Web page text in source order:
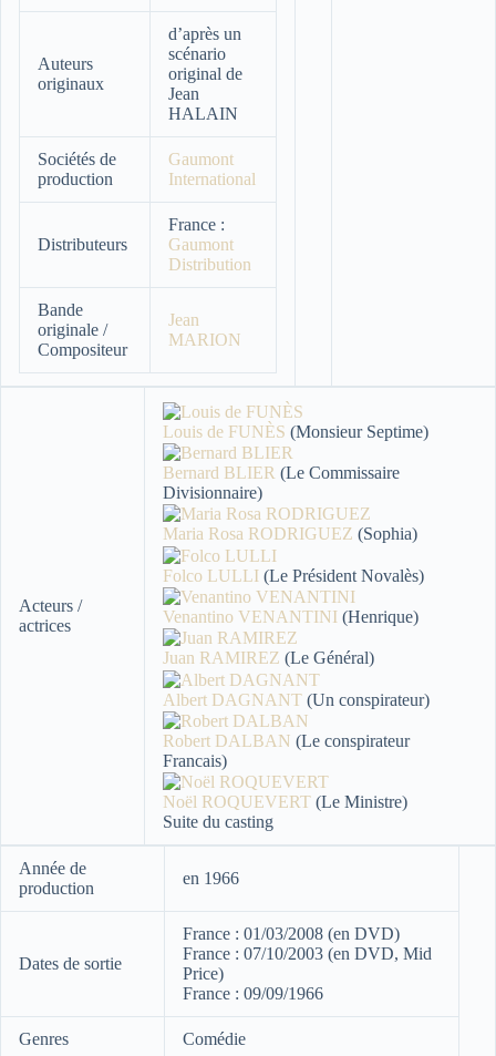
Auteurs
originaux
d’après un
scénario
original de
Jean
HALAIN
Sociétés de
production
Gaumont
International
Distributeurs
France :
Gaumont
Distribution
Bande
originale /
Compositeur
Jean
MARION
Acteurs /
actrices
Louis de FUNÈS (Monsieur Septime)
Bernard BLIER (Le Commissaire
Divisionnaire)
Maria Rosa RODRIGUEZ (Sophia)
Folco LULLI (Le Président Novalès)
Venantino VENANTINI (Henrique)
Juan RAMIREZ (Le Général)
Albert DAGNANT (Un conspirateur)
Robert DALBAN (Le conspirateur
Francais)
Noël ROQUEVERT (Le Ministre)
Suite du casting
Année de
production
en 1966
Dates de sortie
France : 01/03/2008 (en DVD)
France : 07/10/2003 (en DVD, Mid
Price)
France : 09/09/1966
Genres Comédie